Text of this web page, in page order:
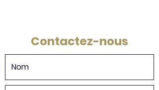
Contactez-nous